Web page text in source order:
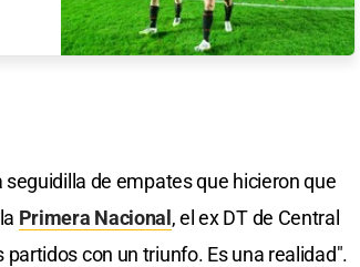
de empates que hicieron que
Primera Nacional , el ex DT de Central
con un triunfo. Es una realidad".